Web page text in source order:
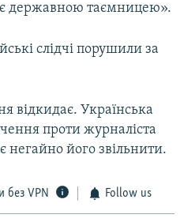
є державною таємницею».
слідчі порушили за
відкидає. Українська
проти журналіста
негайно його звільнити.
без VPN Follow us